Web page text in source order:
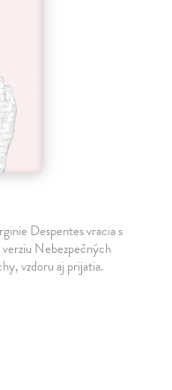
Despentes vracia s
Nebezpečných
vzdoru aj prijatia.